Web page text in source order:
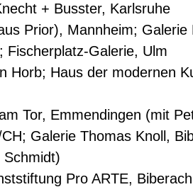
+ Busster, Karlsruhe
Prior), Mannheim;
Fischerplatz-Galerie, Ulm
Horb; Haus der modernen
Tor, Emmendingen (mit
Galerie Thomas Knoll,
Pro ARTE,